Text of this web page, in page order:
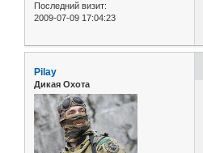
Последний визит:
2009-07-09 17:04:23
Pilay
Дикая Охота